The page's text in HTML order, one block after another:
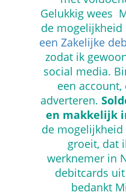
Gelukkig wees
de mogelijkheid
een Zakelijke
zodat ik
social media.
een
adverteren.
en makkelijk
de
groeit, dat
werknemer in
debitcards
bedankt